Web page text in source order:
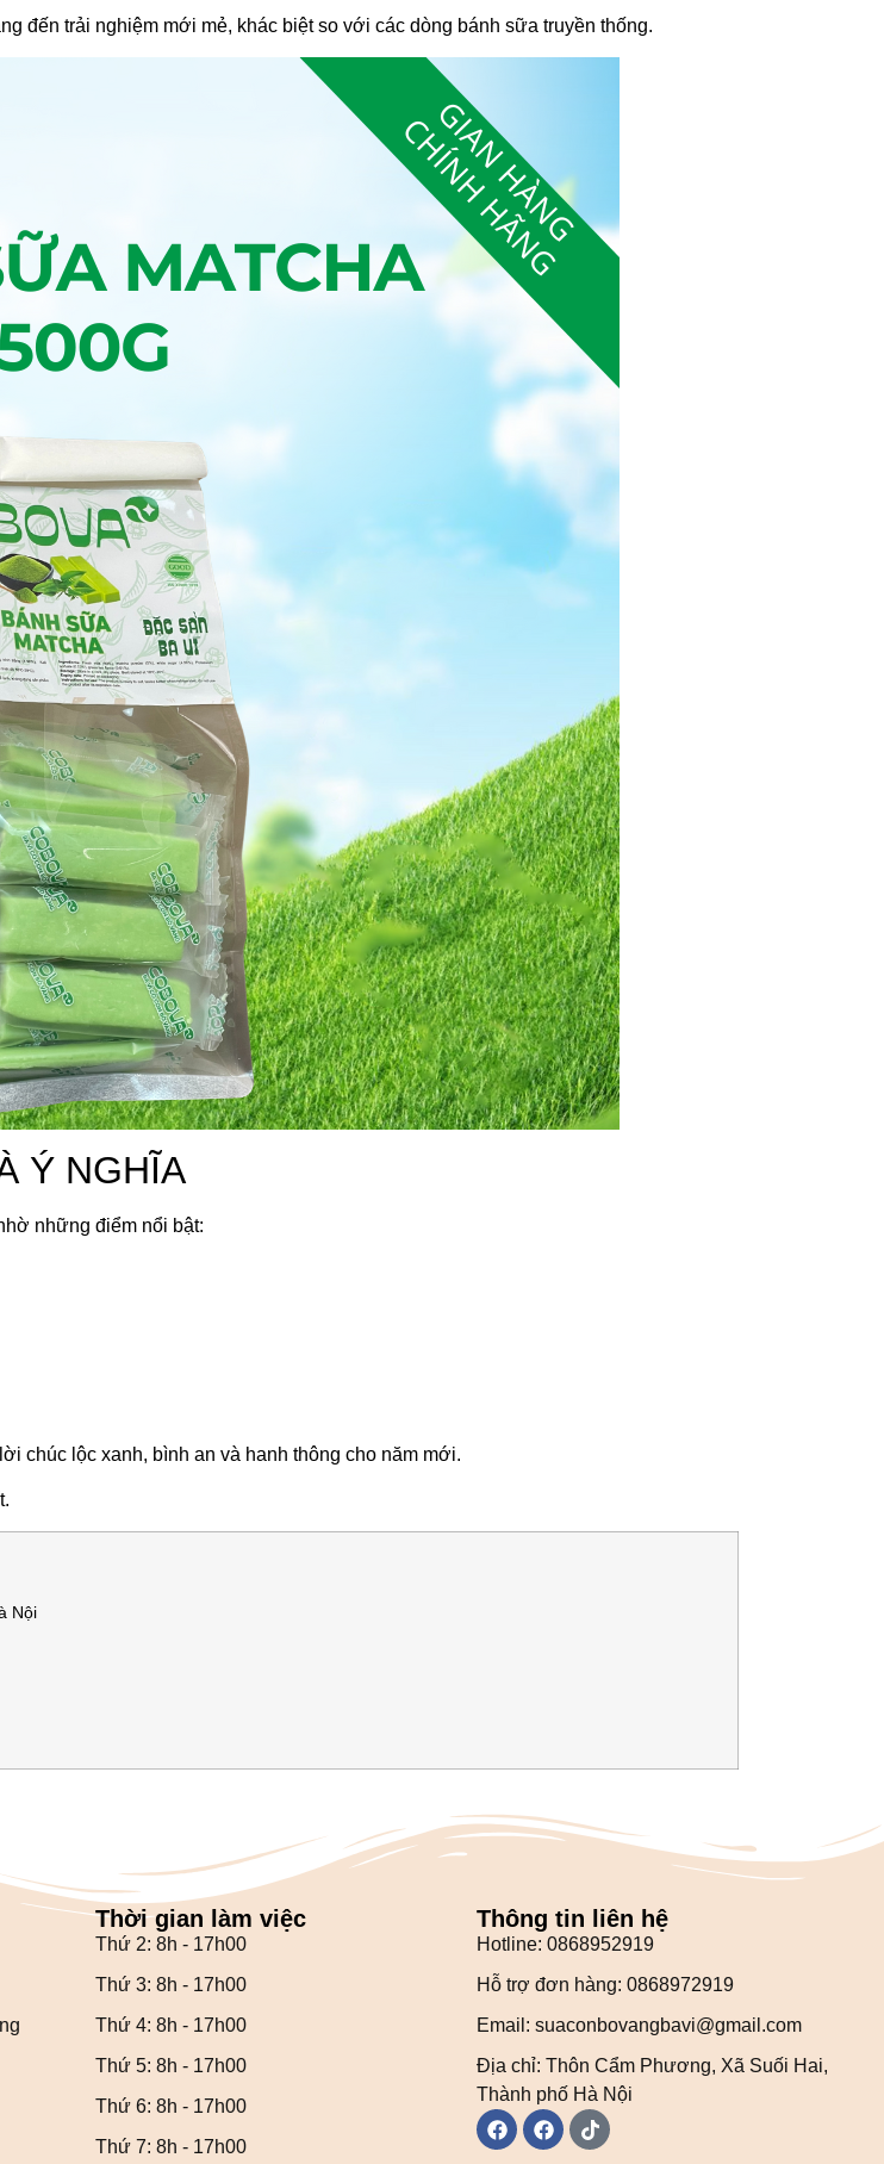
đến trải nghiệm mới mẻ, khác biệt so với các dòng bánh sữa truyền thống.
Ý NGHĨA
những điểm nổi bật:
chúc lộc xanh, bình an và hanh thông cho năm mới.
Nội
Thời gian làm việc
Thứ 2: 8h - 17h00
Thứ 3: 8h - 17h00
Thứ 4: 8h - 17h00
Thứ 5: 8h - 17h00
Thứ 6: 8h - 17h00
Thứ 7: 8h - 17h00
Thông tin liên hệ
Hotline: 0868952919
Hỗ trợ đơn hàng: 0868972919
Email: suaconbovangbavi@gmail.com
Địa chỉ: Thôn Cẩm Phương, Xã Suối Hai,
Thành phố Hà Nội